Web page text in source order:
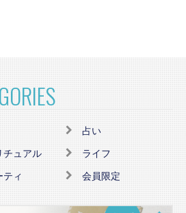
占い
チュアル ライフ
ティ 会員限定